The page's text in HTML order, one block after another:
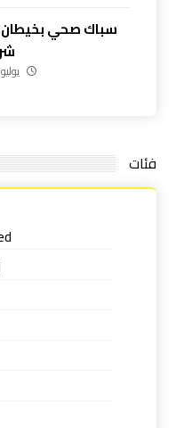
سباك صحي بخيطان:
يوليو 30, 2026
فئات